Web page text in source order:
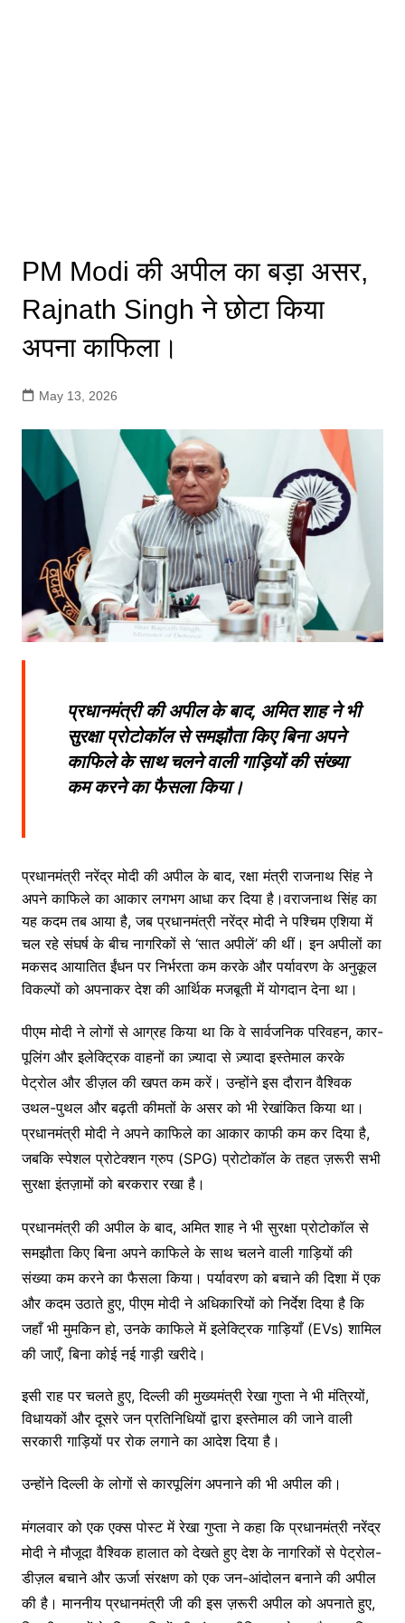
PM Modi की अपील का बड़ा असर,
Rajnath Singh ने छोटा किया
अपना काफिला।
May 13, 2026
प्रधानमंत्री की अपील के बाद, अमित शाह ने भी
सुरक्षा प्रोटोकॉल से समझौता किए बिना अपने
काफिले के साथ चलने वाली गाड़ियों की संख्या
कम करने का फैसला किया।
प्रधानमंत्री नरेंद्र मोदी की अपील के बाद, रक्षा मंत्री राजनाथ सिंह ने
अपने काफिले का आकार लगभग आधा कर दिया है।वराजनाथ सिंह का
यह कदम तब आया है, जब प्रधानमंत्री नरेंद्र मोदी ने पश्चिम एशिया में
चल रहे संघर्ष के बीच नागरिकों से ‘सात अपीलें’ की थीं। इन अपीलों का
मकसद आयातित ईंधन पर निर्भरता कम करके और पर्यावरण के अनुकूल
विकल्पों को अपनाकर देश की आर्थिक मजबूती में योगदान देना था।
पीएम मोदी ने लोगों से आग्रह किया था कि वे सार्वजनिक परिवहन, कार-
पूलिंग और इलेक्ट्रिक वाहनों का ज़्यादा से ज़्यादा इस्तेमाल करके
पेट्रोल और डीज़ल की खपत कम करें। उन्होंने इस दौरान वैश्विक
उथल-पुथल और बढ़ती कीमतों के असर को भी रेखांकित किया था।
प्रधानमंत्री मोदी ने अपने काफिले का आकार काफी कम कर दिया है,
जबकि स्पेशल प्रोटेक्शन ग्रुप (SPG) प्रोटोकॉल के तहत ज़रूरी सभी
सुरक्षा इंतज़ामों को बरकरार रखा है।
प्रधानमंत्री की अपील के बाद, अमित शाह ने भी सुरक्षा प्रोटोकॉल से
समझौता किए बिना अपने काफिले के साथ चलने वाली गाड़ियों की
संख्या कम करने का फैसला किया। पर्यावरण को बचाने की दिशा में एक
और कदम उठाते हुए, पीएम मोदी ने अधिकारियों को निर्देश दिया है कि
जहाँ भी मुमकिन हो, उनके काफिले में इलेक्ट्रिक गाड़ियाँ (EVs) शामिल
की जाएँ, बिना कोई नई गाड़ी खरीदे।
इसी राह पर चलते हुए, दिल्ली की मुख्यमंत्री रेखा गुप्ता ने भी मंत्रियों,
विधायकों और दूसरे जन प्रतिनिधियों द्वारा इस्तेमाल की जाने वाली
सरकारी गाड़ियों पर रोक लगाने का आदेश दिया है।
उन्होंने दिल्ली के लोगों से कारपूलिंग अपनाने की भी अपील की।
मंगलवार को एक एक्स पोस्ट में रेखा गुप्ता ने कहा कि प्रधानमंत्री नरेंद्र
मोदी ने मौजूदा वैश्विक हालात को देखते हुए देश के नागरिकों से पेट्रोल-
डीज़ल बचाने और ऊर्जा संरक्षण को एक जन-आंदोलन बनाने की अपील
की है। माननीय प्रधानमंत्री जी की इस ज़रूरी अपील को अपनाते हुए,